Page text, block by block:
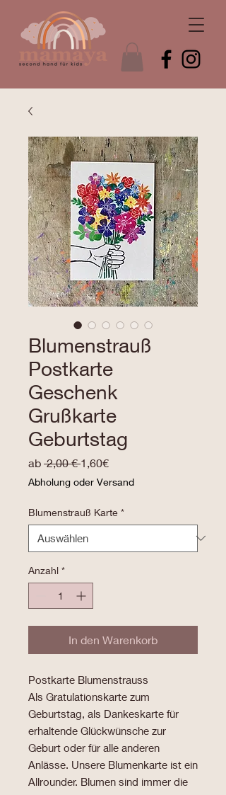
Blumenstrauß
Postkarte
Geschenk
Grußkarte
Geburtstag
ab 2,00 € Standardpreis
1,60€Sale-
Abholung oder Versand
Blumenstrauß Karte *
Anzahl *
In den Warenkorb
Postkarte Blumenstrauss
Als Gratulationskarte zum
Geburtstag, als Dankeskarte für
erhaltende Glückwünsche zur
Geburt oder für alle anderen
Anlässe. Unsere Blumenkarte ist ein
Allrounder. Blumen sind immer die